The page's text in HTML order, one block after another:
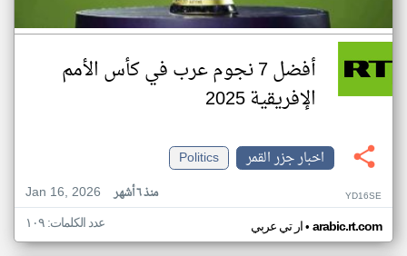
أفضل 7 نجوم عرب في كأس الأمم
الإفريقية 2025
اخبار جزر القمر
Politics
Jan 16, 2026
منذ ٦ أشهر YD16SE
ار تي عربي• arabic.rt.com عدد الكلمات: ١٠٩